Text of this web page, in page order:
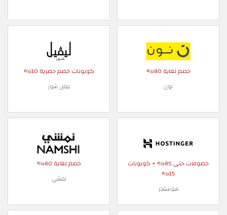
خصم لغاية 80%
نون
كوبونات خصم حصرية 10%
ليفل شوز
خصومات حتى 85% + كوبونات
15%
هوستنجر
خصم لغاية 80%
نمشي